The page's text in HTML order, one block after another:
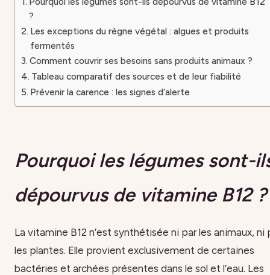
?
Les exceptions du règne végétal : algues et produits
fermentés
Comment couvrir ses besoins sans produits animaux ?
Tableau comparatif des sources et de leur fiabilité
Prévenir la carence : les signes d’alerte
Pourquoi les légumes sont-
dépourvus de vitamine B12 ?
La vitamine B12 n’est synthétisée ni par les animaux, ni
les plantes. Elle provient exclusivement de certaines
bactéries et archées présentes dans le sol et l’eau. Les